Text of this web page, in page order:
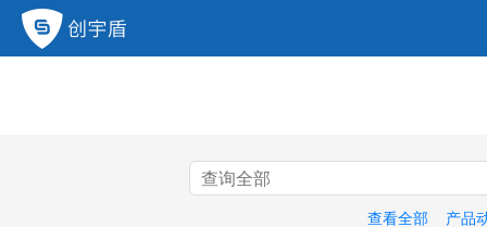
查看全部 产品